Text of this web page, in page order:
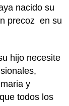
nacido su
precoz en su
hijo necesite
y
todos los